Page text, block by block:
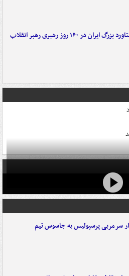
سرمربی پرسپولیس به جاسوس تیم